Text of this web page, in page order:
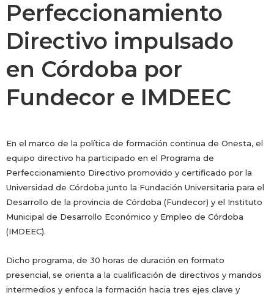
Perfeccionamiento
Directivo impulsado
en Córdoba por
Fundecor e IMDEEC
En el marco de la política de formación continua de Onesta, el
equipo directivo ha participado en el Programa de
Perfeccionamiento Directivo promovido y certificado por la
Universidad de Córdoba junto la Fundación Universitaria para el
Desarrollo de la provincia de Córdoba (Fundecor) y el Instituto
Municipal de Desarrollo Económico y Empleo de Córdoba
(IMDEEC).
Dicho programa, de 30 horas de duración en formato
presencial, se orienta a la cualificación de directivos y mandos
intermedios y enfoca la formación hacia tres ejes clave y